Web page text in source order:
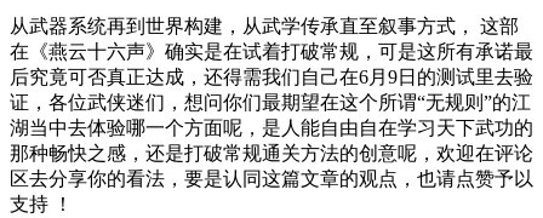
从武器系统再到世界构建，从武学传承直至叙事方式， 这部
在《燕云十六声》确实是在试着打破常规，可是这所有承诺最
后究竟可否真正达成，还得需我们自己在6月9日的测试里去验
证，各位武侠迷们，想问你们最期望在这个所谓“无规则”的江
湖当中去体验哪一个方面呢，是人能自由自在学习天下武功的
那种畅快之感，还是打破常规通关方法的创意呢，欢迎在评论
区去分享你的看法，要是认同这篇文章的观点，也请点赞予以
支持 ！